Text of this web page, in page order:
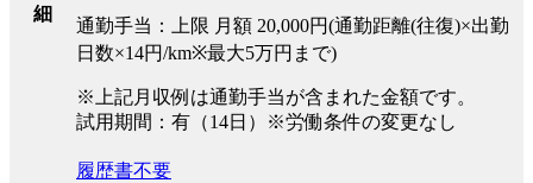
細
通勤手当：上限 月額 20,000円(通勤距離(往復)×出勤
日数×14円/km※最大5万円まで)
※上記月収例は通勤手当が含まれた金額です。
試用期間：有（14日）※労働条件の変更なし
履歴書不要